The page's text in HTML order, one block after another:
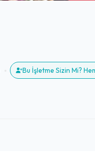
Bu İşletme Sizin Mi?